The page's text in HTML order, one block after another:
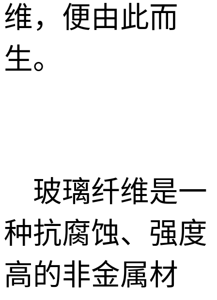
维，便由此而
生。
玻璃纤维是一
种抗腐蚀、强度
高的非金属材